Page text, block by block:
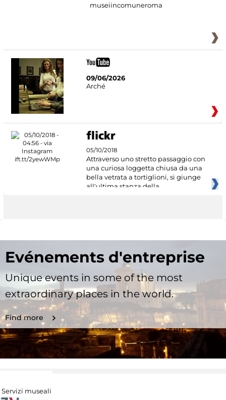
museiincomuneroma
09/06/2026
Arché
05/10/2018
Attraverso uno stretto passaggio con
una curiosa loggetta chiusa da una
bella vetrata a tortiglioni, si giunge
all'ultima stanza della
Evénements d'entreprise
Unique events in some of the most
extraordinary places in the world.
Find more
Servizi museali